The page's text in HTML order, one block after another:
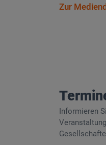
Zur
Informieren